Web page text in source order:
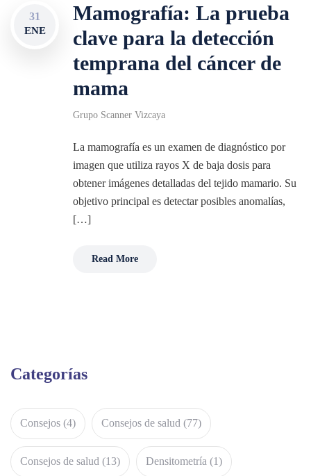
31
ENE
Mamografía: La prueba
clave para la detección
temprana del cáncer de
mama
Grupo Scanner Vizcaya
La mamografía es un examen de diagnóstico por
imagen que utiliza rayos X de baja dosis para
obtener imágenes detalladas del tejido mamario. Su
objetivo principal es detectar posibles anomalías,
[…]
Read More
Categorías
Consejos (4) Consejos de salud (77)
Consejos de salud (13) Densitometría (1)